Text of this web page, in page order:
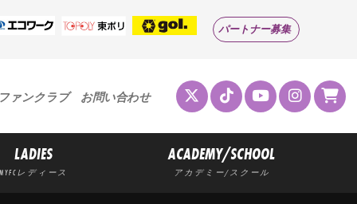
パートナー募集
ァンクラブ お問い合わせ
LADIES
レディース
ACADEMY/SCHOOL
アカデミー/スクール